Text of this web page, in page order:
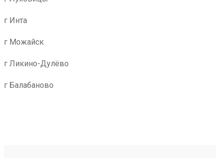
г Инта
г Можайск
г Ликино-Дулёво
г Балабаново